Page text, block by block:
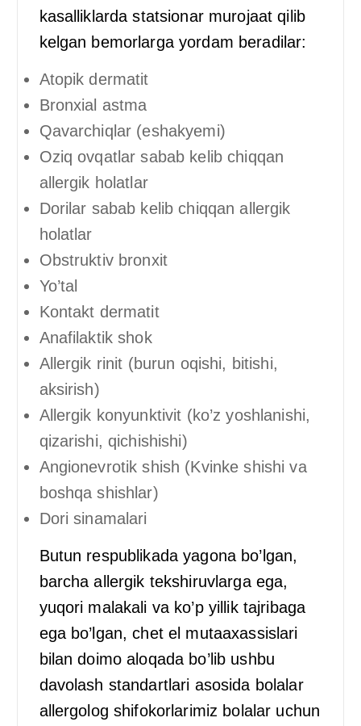
kasalliklarda statsionar murojaat qilib
kelgan bemorlarga yordam beradilar:
Atopik dermatit
Bronxial astma
Qavarchiqlar (eshakyemi)
Oziq ovqatlar sabab kelib chiqqan
allergik holatlar
Dorilar sabab kelib chiqqan allergik
holatlar
Obstruktiv bronxit
Yo’tal
Kontakt dermatit
Anafilaktik shok
Allergik rinit (burun oqishi, bitishi,
aksirish)
Allergik konyunktivit (ko’z yoshlanishi,
qizarishi, qichishishi)
Angionevrotik shish (Kvinke shishi va
boshqa shishlar)
Dori sinamalari
Butun respublikada yagona bo’lgan,
barcha allergik tekshiruvlarga ega,
yuqori malakali va ko’p yillik tajribaga
ega bo’lgan, chet el mutaaxassislari
bilan doimo aloqada bo’lib ushbu
davolash standartlari asosida bolalar
allergolog shifokorlarimiz bolalar uchun